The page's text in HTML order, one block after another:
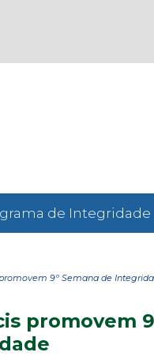
de Integridade
9º Semana de
promovem